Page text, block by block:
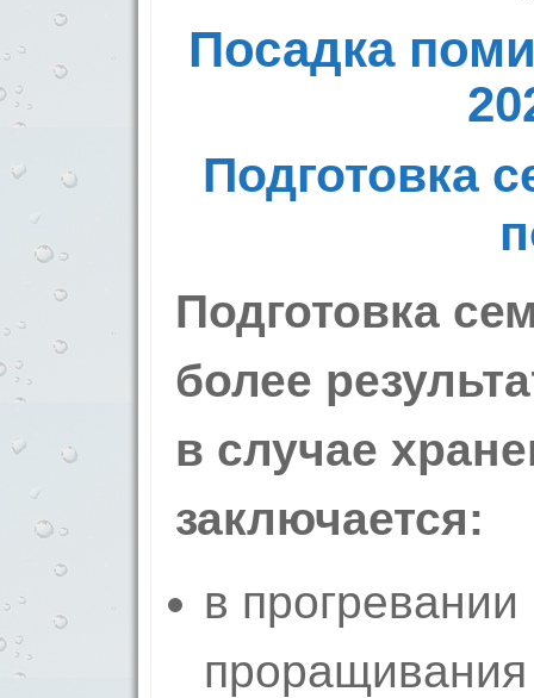
Посадка
Подготовка
Подготовка
более
в случае
заключается:
в
проращивания